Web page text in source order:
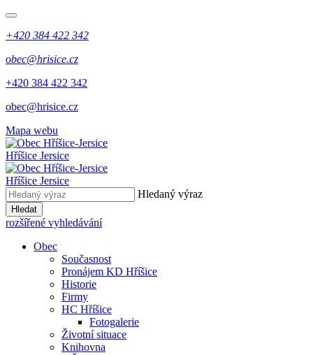
+420 384 422 342
obec@hrisice.cz
+420 384 422 342
obec@hrisice.cz
Mapa webu
Hříšice Jersice
Hříšice Jersice
Hledaný výraz
Hledat
rozšířené vyhledávání
Obec
Současnost
Pronájem KD Hříšice
Historie
Firmy
HC Hříšice
Fotogalerie
Životní situace
Knihovna